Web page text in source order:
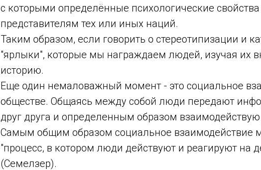
с которыми определённые психологические
представителям тех или иных наций.
Таким образом, если говорить о стереотипизации и
"ярлыки", которые мы награждаем людей, изучая их
историю.
Еще один немаловажный момент - это социальное
обществе. Общаясь между собой люди передают
друг друга и определенным образом взаимодействую
Самым общим образом социальное взаимодействие
"процесс, в котором люди действуют и реагируют на
(Семелзер).